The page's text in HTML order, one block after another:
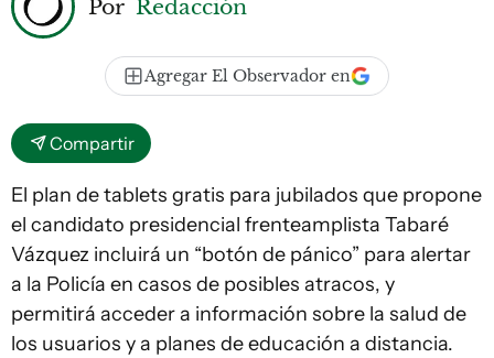
Por Redacción
Agregar El Observador en
Compartir
El plan de tablets gratis para jubilados que propone
el candidato presidencial frenteamplista Tabaré
Vázquez incluirá un “botón de pánico” para alertar
a la Policía en casos de posibles atracos, y
permitirá acceder a información sobre la salud de
los usuarios y a planes de educación a distancia.